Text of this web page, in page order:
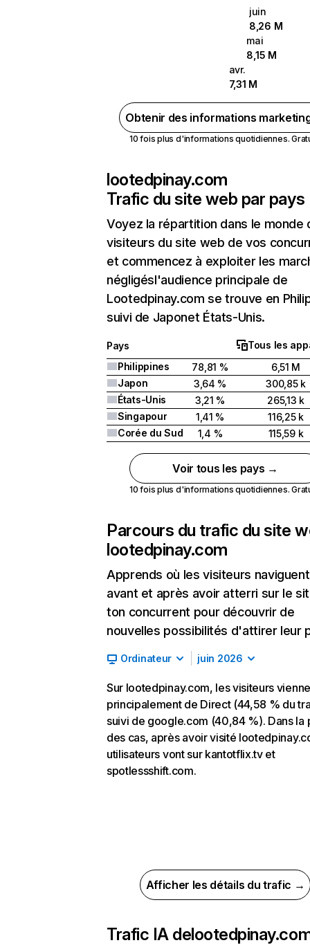
juin
8,26 M
mai
8,15 M
avr.
7,31 M
Obtenir des informations
10 fois plus d'informations quotidiennes.
lootedpinay.com
Trafic du site web par pays
Voyez la répartition dans le monde
visiteurs du site web de vos
et commencez à exploiter les
négligésl'audience principale de
Lootedpinay.com se trouve en
suivi de Japonet États-Unis.
Pays
Tous les
Philippines
78,81 %
6,51 M
Japon
3,64 %
300,85 k
États-Unis
3,21 %
265,13 k
Singapour
1,41 %
116,25 k
Corée du Sud
1,4 % 115,59 k
Voir tous les pays →
10 fois plus d'informations quotidiennes.
Parcours du trafic du site
lootedpinay.com
Apprends où les visiteurs naviguent
avant et après avoir atterri sur le
ton concurrent pour découvrir de
nouvelles possibilités d'attirer leur
Ordinateur juin 2026
Sur lootedpinay.com, les visiteurs
principalement de Direct (44,58 % du
suivi de google.com (40,84 %). Dans la
des cas, après avoir visité
utilisateurs vont sur kantotflix.tv et
spotlessshift.com.
Afficher les détails du trafic →
Trafic IA de